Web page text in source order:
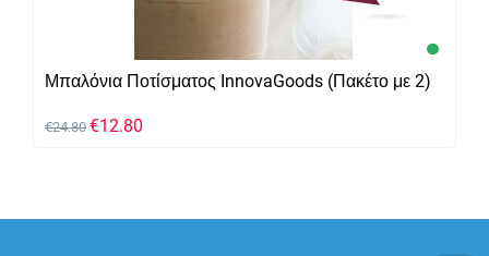
Μπαλόνια Ποτίσματος InnovaGoods (Πακέτο με 2)
€24.80 €12.80